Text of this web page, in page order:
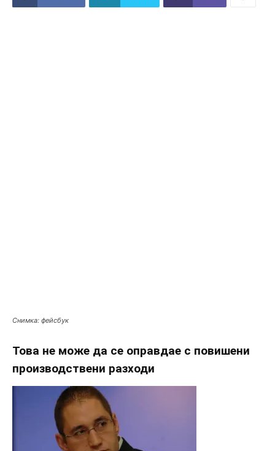
Снимка: фейсбук
Това не може да се оправдае с повишени
производствени разходи